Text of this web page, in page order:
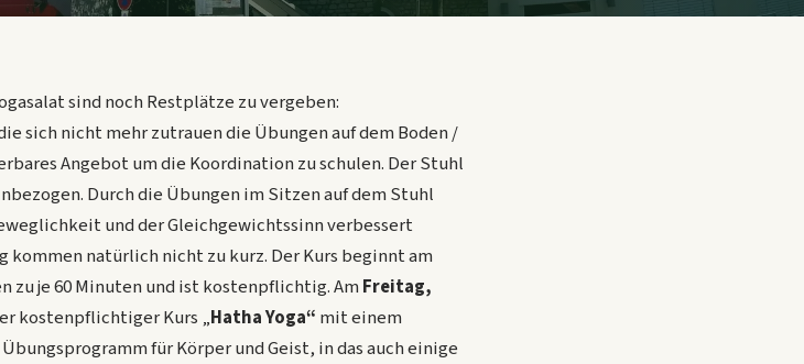
sind noch Restplätze zu vergeben:
sich nicht mehr zutrauen die Übungen auf dem Boden /
Angebot um die Koordination zu schulen. Der Stuhl
Durch die Übungen im Sitzen auf dem Stuhl
und der Gleichgewichtssinn verbessert
kommen natürlich nicht zu kurz. Der Kurs beginnt am
zu je 60 Minuten und ist kostenpflichtig. AmFreitag,
kostenpflichtiger Kurs „Hatha Yoga“ mit einem
für Körper und Geist, in das auch einige